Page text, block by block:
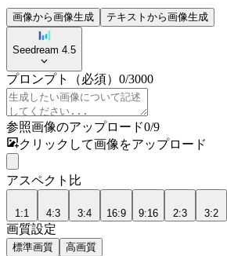
画像から画像生成 テキストから画像生成
Seedream 4.5
プロンプト （必須） 0/3000
参照画像のアップロード0/9
クリックして画像をアップロード
アスペクト比
1:1 4:3 3:4 16:9 9:16 2:3 3:2
画質設定
標準画質
高画質